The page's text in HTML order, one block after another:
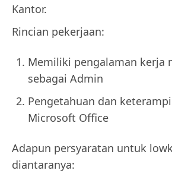
Kantor.
Rincian pekerjaan:
Memiliki pengalaman kerja
sebagai Admin
Pengetahuan dan
Microsoft Office
Adapun persyaratan untuk
diantaranya: